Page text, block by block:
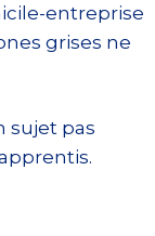
entreprise
grises ne
sujet pas